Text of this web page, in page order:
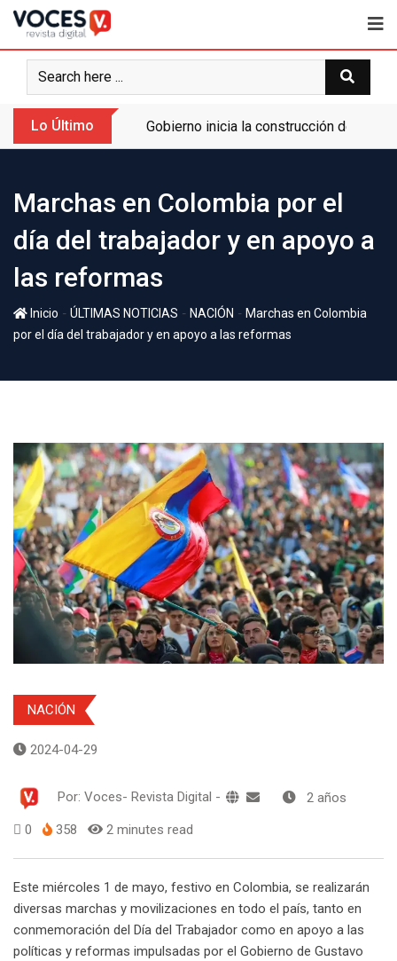
Lo Último Gobierno inicia la construcción de la
Marchas en Colombia por el
día del trabajador y en apoyo a
las reformas
Inicio - ÚLTIMAS NOTICIAS - NACIÓN - Marchas en Colombia
por el día del trabajador y en apoyo a las reformas
NACIÓN
2024-04-29
Por: Voces- Revista Digital - 2 años
0 358 2 minutes read
Este miércoles 1 de mayo, festivo en Colombia, se realizarán
diversas marchas y movilizaciones en todo el país, tanto en
conmemoración del Día del Trabajador como en apoyo a las
políticas y reformas impulsadas por el Gobierno de Gustavo